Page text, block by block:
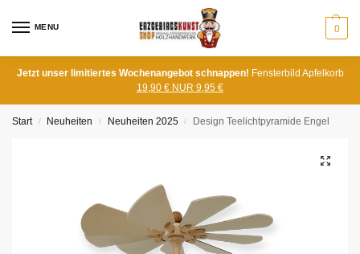
MENU 0
Jetzt unser limitiertes Wochenangebot schnappen! Fensterbild Apfelkorb
19,90 € NUR 9,95 €
Start / Neuheiten / Neuheiten 2025 / Design Teelichtpyramide Engel